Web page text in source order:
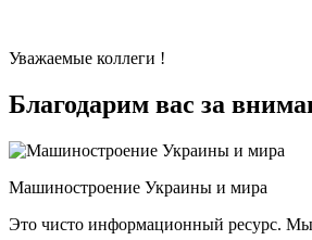
Уважаемые коллеги !
Благодарим вас за
Машиностроение Украины и мира
Это чисто информационный ресурс.